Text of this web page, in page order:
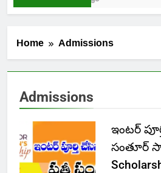
Home Admissions
Admissions
ఇంటర్
సంతూర్